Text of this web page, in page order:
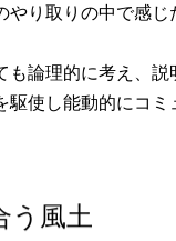
やり取りの中で感
論理的に考え、
駆使し能動的にコ
う風土